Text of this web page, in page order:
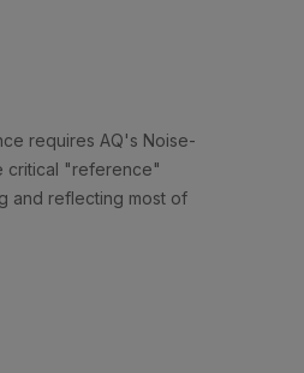
requires AQ's Noise-
critical "reference"
and reflecting most of